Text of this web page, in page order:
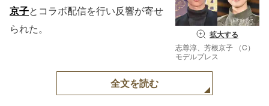
拡大する
志尊淳、芳根京子 （C）
モデルプレス
京子とコラボ配信を行い反響が寄せ
られた。
全文を読む